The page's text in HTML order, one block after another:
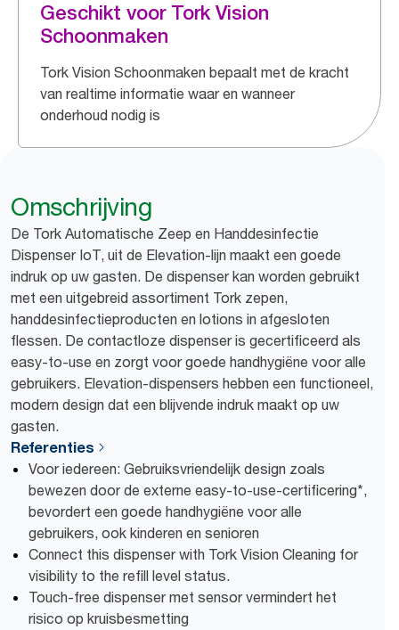
Geschikt voor Tork Vision
Schoonmaken
Tork Vision Schoonmaken bepaalt met de kracht
van realtime informatie waar en wanneer
onderhoud nodig is
Omschrijving
De Tork Automatische Zeep en Handdesinfectie
Dispenser IoT, uit de Elevation-lijn maakt een goede
indruk op uw gasten. De dispenser kan worden gebruikt
met een uitgebreid assortiment Tork zepen,
handdesinfectieproducten en lotions in afgesloten
flessen. De contactloze dispenser is gecertificeerd als
easy-to-use en zorgt voor goede handhygiëne voor alle
gebruikers. Elevation-dispensers hebben een functioneel,
modern design dat een blijvende indruk maakt op uw
gasten.
Referenties
Voor iedereen: Gebruiksvriendelijk design zoals
bewezen door de externe easy-to-use-certificering*,
bevordert een goede handhygiëne voor alle
gebruikers, ook kinderen en senioren
Connect this dispenser with Tork Vision Cleaning for
visibility to the refill level status.
Touch-free dispenser met sensor vermindert het
risico op kruisbesmetting